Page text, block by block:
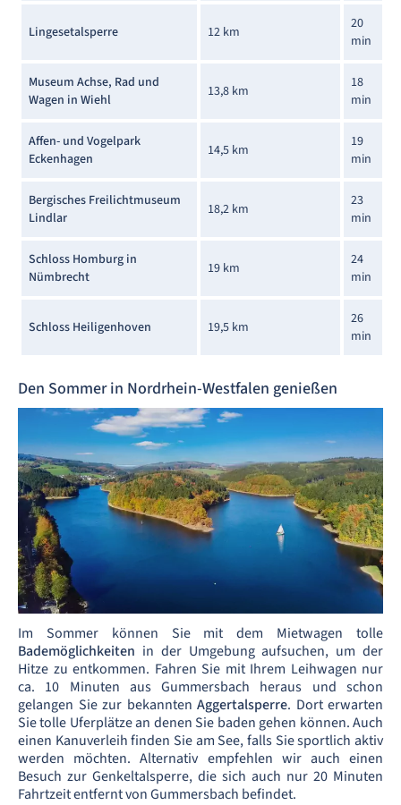
Lingesetalsperre 12 km
20
min
Museum Achse, Rad und
Wagen in Wiehl
13,8 km
18
min
Affen- und Vogelpark
Eckenhagen
14,5 km
19
min
Bergisches Freilichtmuseum
Lindlar
18,2 km
23
min
Schloss Homburg in
Nümbrecht
19 km
24
min
Schloss Heiligenhoven 19,5 km
26
min
Den Sommer in Nordrhein-Westfalen genießen
Im Sommer können Sie mit dem Mietwagen tolle
Bademöglichkeiten in der Umgebung aufsuchen, um der
Hitze zu entkommen. Fahren Sie mit Ihrem Leihwagen nur
ca. 10 Minuten aus Gummersbach heraus und schon
gelangen Sie zur bekannten Aggertalsperre. Dort erwarten
Sie tolle Uferplätze an denen Sie baden gehen können. Auch
einen Kanuverleih finden Sie am See, falls Sie sportlich aktiv
werden möchten. Alternativ empfehlen wir auch einen
Besuch zur Genkeltalsperre, die sich auch nur 20 Minuten
Fahrtzeit entfernt von Gummersbach befindet.